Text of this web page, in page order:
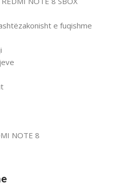
e fuqishme
NOTE 8